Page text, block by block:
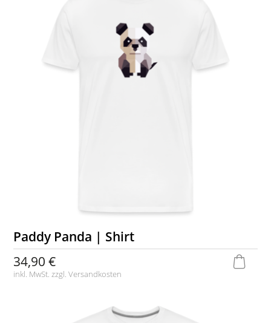
Paddy Panda | Shirt
34,90 €
inkl. MwSt. zzgl.Versandkosten